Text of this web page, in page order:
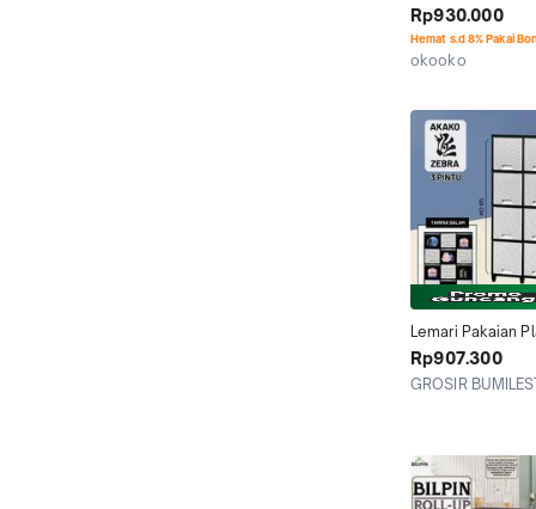
AKAKO ROLL UP 3
MURAH 6 9 12
Rp930.000
Hemat s.d 8% Pakai
okooko
Lemari Pakaian
AKAKO ZEBRA 3
SUSUN LACI 12
PINTU PUTIH
Rp907.300
GROSIR